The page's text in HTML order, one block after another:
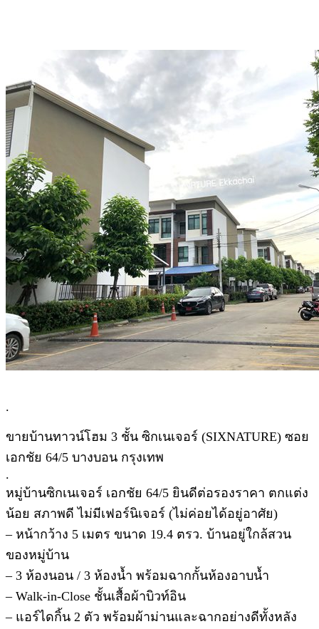
.
ขายบ้านทาวน์โฮม 3 ชั้น ซิกเนเจอร์ (SIXNATURE) ซอย
เอกชัย 64/5 บางบอน กรุงเทพ
.
หมู่บ้านซิกเนเจอร์ เอกชัย 64/5 ยินดีต่อรองราคา ตกแต่ง
น้อย สภาพดี ไม่มีเฟอร์นิเจอร์ (ไม่ค่อยได้อยู่อาศัย)
– หน้ากว้าง 5 เมตร ขนาด 19.4 ตรว. บ้านอยู่ใกล้สวน
ของหมู่บ้าน
– 3 ห้องนอน / 3 ห้องน้ำ พร้อมฉากกั้นห้องอาบน้ำ
– Walk-in-Close ชั้นเสื้อผ้าบิวท์อิน
– แอร์ไดกิ้น 2 ตัว พร้อมผ้าม่านและฉากอย่างดีทั้งหลัง